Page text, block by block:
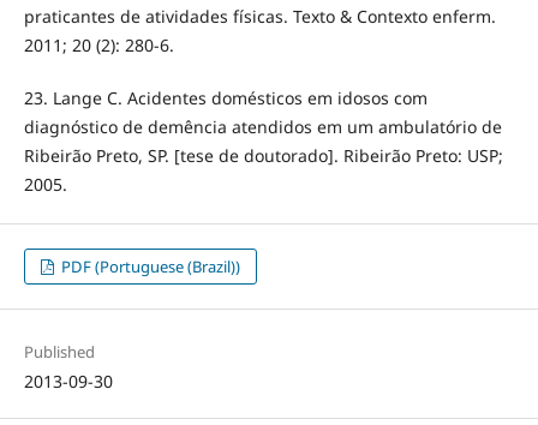
praticantes de atividades físicas. Texto & Contexto enferm.
2011; 20 (2): 280-6.
23. Lange C. Acidentes domésticos em idosos com
diagnóstico de demência atendidos em um ambulatório de
Ribeirão Preto, SP. [tese de doutorado]. Ribeirão Preto: USP;
2005.
PDF (Portuguese (Brazil))
Published
2013-09-30